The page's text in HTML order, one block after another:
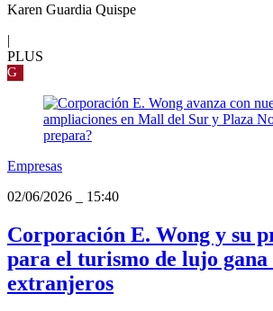
Karen Guardia Quispe
PLUS
G
Empresas
02/06/2026
15:40
Corporación E. Wong y su
para el turismo de lujo
extranjeros